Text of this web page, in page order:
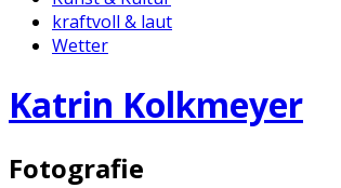
kraftvoll & laut
Wetter
Katrin Kolkmeyer
Fotografie